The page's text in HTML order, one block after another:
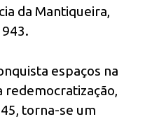
da Mantiqueira,
espaços na
redemocratização,
torna-se um